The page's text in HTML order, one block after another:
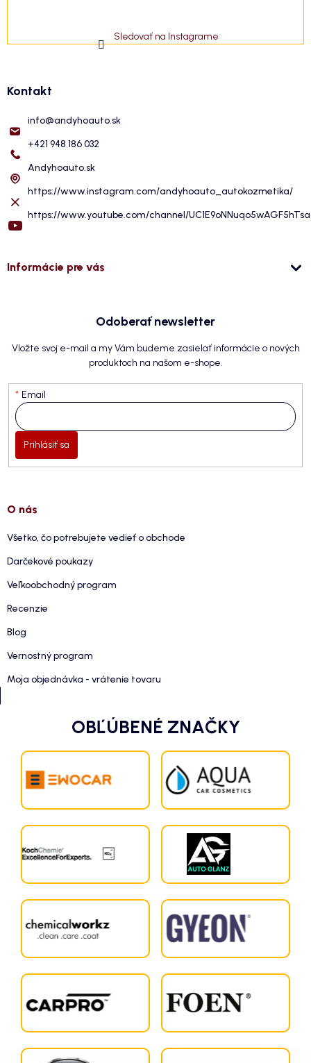
Sledovať na Instagrame
Kontakt
info@andyhoauto.sk
+421 948 186 032
Andyhoauto.sk
https://www.instagram.com/andyhoauto_autokozmetika/
https://www.youtube.com/channel/
Informácie pre vás
Odoberať newsletter
Vložte svoj e-mail a my Vám budeme zasielať informácie o nových
produktoch na našom e-shope.
Email
Prihlásiť sa
O nás
Všetko, čo potrebujete vedieť o obchode
Darčekové poukazy
Veľkoobchodný program
Recenzie
Blog
Vernostný program
Moja objednávka - vrátenie tovaru
OBĽÚBENÉ ZNAČKY